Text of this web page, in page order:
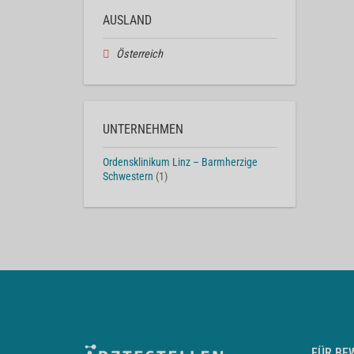
AUSLAND
Österreich
UNTERNEHMEN
Ordensklinikum Linz – Barmherzige
Schwestern (1)